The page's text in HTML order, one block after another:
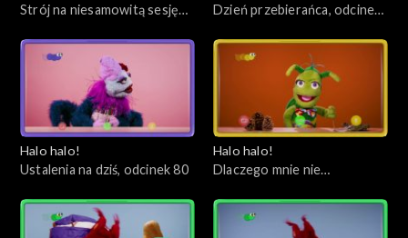
Strój na niesamowitą sesję
Dzień przebierańca, odcinek
Halo halo!
Ustalenia na dziś, odcinek 80
Halo halo!
Dlaczego mnie nie